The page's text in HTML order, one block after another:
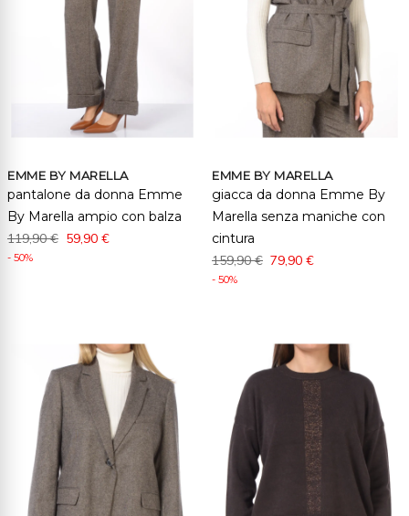
EMME BY MARELLA
pantalone da donna Emme
By Marella ampio con balza
119,90 € 59,90 €
- 50%
EMME BY MARELLA
giacca da donna Emme By
Marella senza maniche con
cintura
159,90 € 79,90 €
- 50%